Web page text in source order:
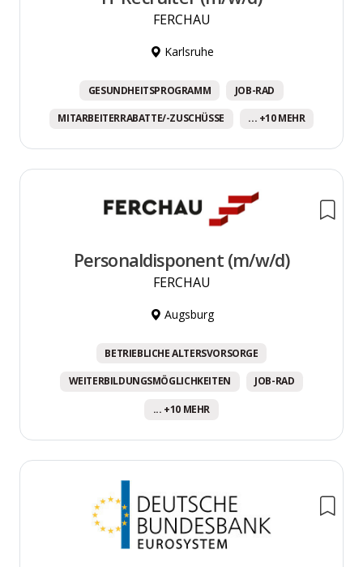
FERCHAU
Karlsruhe
GESUNDHEITSPROGRAMM JOB-RAD
MITARBEITERRABATTE/-ZUSCHÜSSE ... +10 MEHR
Personaldisponent (m/w/d)
FERCHAU
Augsburg
BETRIEBLICHE ALTERSVORSORGE
WEITERBILDUNGSMÖGLICHKEITEN JOB-RAD
... +10 MEHR